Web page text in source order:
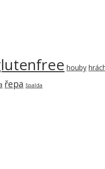
houby
řepa špalda